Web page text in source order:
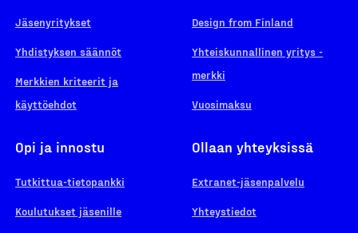
Jäsenyritykset
Yhdistyksen säännöt
Merkkien kriteerit ja
käyttöehdot
Design from Finland
Yhteiskunnallinen yritys -
merkki
Vuosimaksu
Opi ja innostu
Tutkittua-tietopankki
Koulutukset jäsenille
Ollaan yhteyksissä
Extranet-jäsenpalvelu
Yhteystiedot